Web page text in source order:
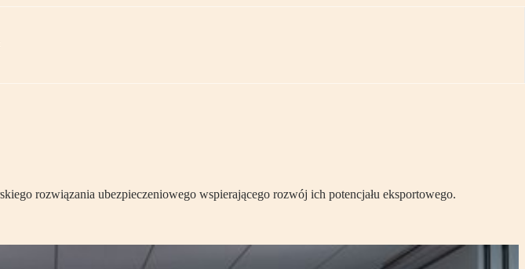
rozwiązania ubezpieczeniowego wspierającego rozwój ich potencjału eksportowego.